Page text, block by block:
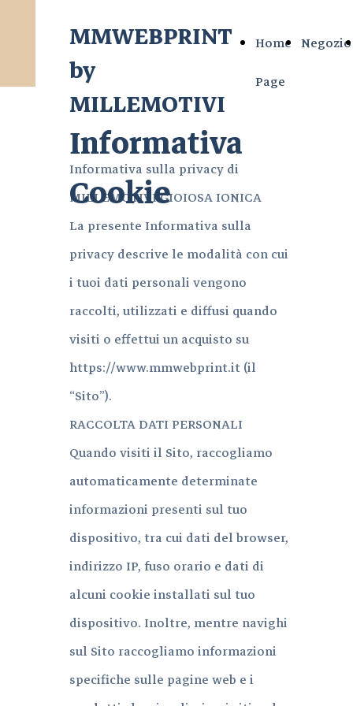
MMWEBPRINT
by
MILLEMOTIVI
Home
Page
Negozio
Informativa
Cookie
Informativa sulla privacy di
MILLEMOTIVI GIOIOSA IONICA
La presente Informativa sulla
privacy descrive le modalità con cui
i tuoi dati personali vengono
raccolti, utilizzati e diffusi quando
visiti o effettui un acquisto su
https://www.mmwebprint.it (il
“Sito”).
RACCOLTA DATI PERSONALI
Quando visiti il Sito, raccogliamo
automaticamente determinate
informazioni presenti sul tuo
dispositivo, tra cui dati del browser,
indirizzo IP, fuso orario e dati di
alcuni cookie installati sul tuo
dispositivo. Inoltre, mentre navighi
sul Sito raccogliamo informazioni
specifiche sulle pagine web e i